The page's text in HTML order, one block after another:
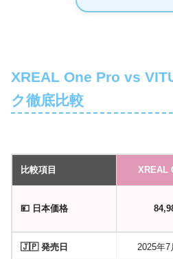
XREAL One Pro vs
ク徹底比較
比較項目 XREAL
💴 日本価格
🇯🇵 発売日 2025年7